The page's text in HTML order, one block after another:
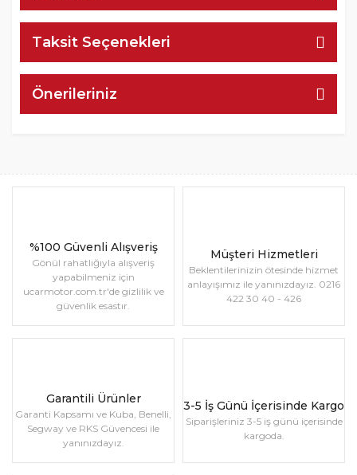
Taksit Seçenekleri
Önerileriniz
%100 Güvenli Alışveriş
Gönül rahatlığıyla alışveriş
yapabilmeniz için
ucarmotor.com.tr'de gizlilik ve
güvenlik esastır.
Müşteri Hizmetleri
Beklentilerinizin ötesinde hizmet
anlayışımız ile yanınızdayız. 0216
422 30 40 - 426
Garantili Ürünler
Garanti Kapsamı ve Kuba, Benelli,
Segway ve RKS Güvencesi ile
yanınızdayız.
3-5 İş Günü İçerisinde Kargo
Siparişleriniz 3-5 iş günü içerisinde
kargoda.